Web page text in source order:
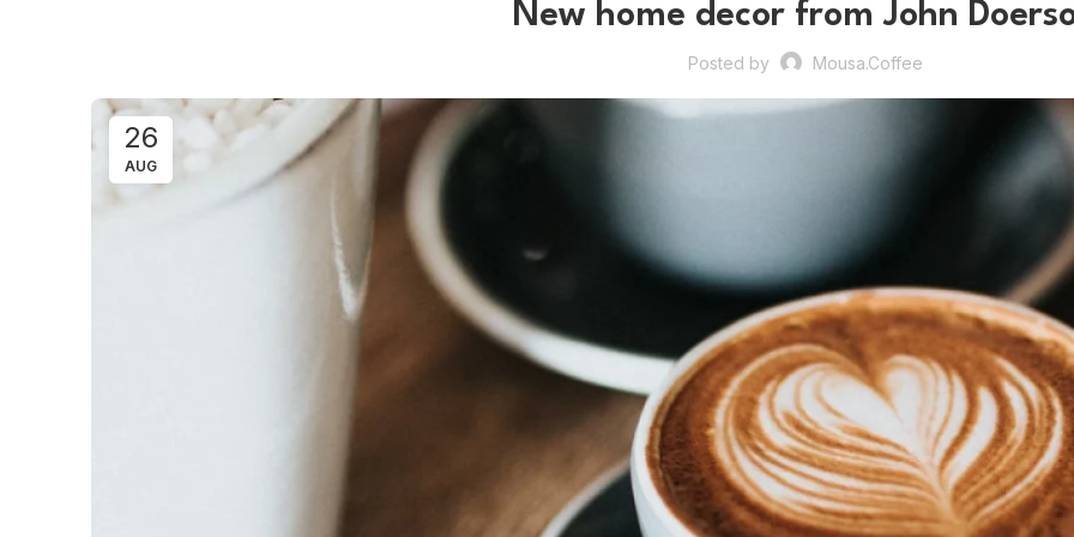
New home decor from John
Posted by Mousa.coffee
26
AUG